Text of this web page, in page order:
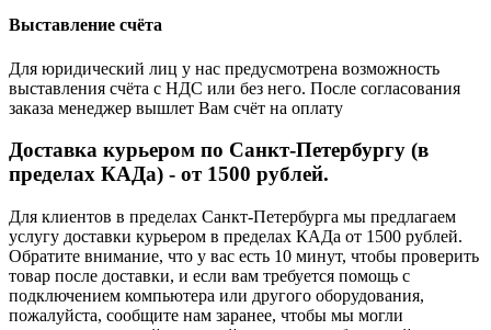
Выставление счёта
Для юридический лиц у нас предусмотрена возможность
выставления счёта с НДС или без него. После согласования
заказа менеджер вышлет Вам счёт на оплату
Доставка курьером по Санкт-Петербургу (в
пределах КАДа) - от 1500 рублей.
Для клиентов в пределах Санкт-Петербурга мы предлагаем
услугу доставки курьером в пределах КАДа от 1500 рублей.
Обратите внимание, что у вас есть 10 минут, чтобы проверить
товар после доставки, и если вам требуется помощь с
подключением компьютера или другого оборудования,
пожалуйста, сообщите нам заранее, чтобы мы могли